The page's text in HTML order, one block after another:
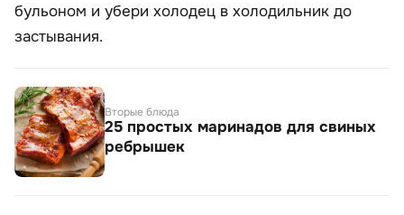
бульоном и убери холодец в холодильник до
застывания.
Вторые блюда
25 простых маринадов для свиных
ребрышек